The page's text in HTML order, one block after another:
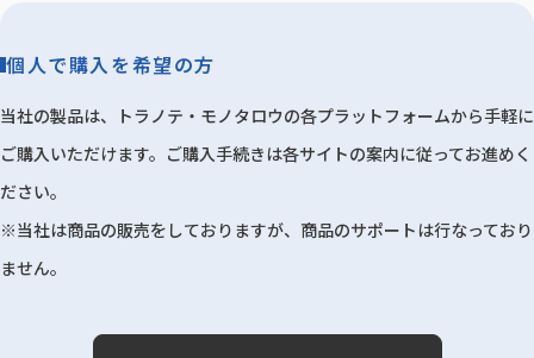
個人で購入を希望の方
当社の製品は、トラノテ・モノタロウの各プラットフォームから手軽に
ご購入いただけます。ご購入手続きは各サイトの案内に従ってお進めく
ださい。
※当社は商品の販売をしておりますが、商品のサポートは行なっており
ません。